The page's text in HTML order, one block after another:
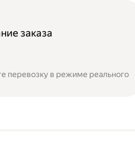
заказа
перевозку в режиме реального